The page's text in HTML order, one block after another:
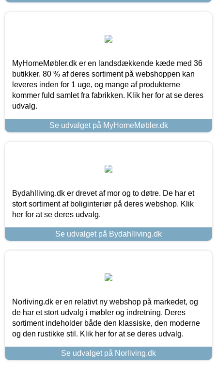
MyHomeMøbler.dk er en landsdækkende kæde med 36
butikker. 80 % af deres sortiment på webshoppen kan
leveres inden for 1 uge, og mange af produkterne
kommer fuld samlet fra fabrikken. Klik her for at se deres
udvalg.
Se udvalget på MyHomeMøbler.dk
Bydahlliving.dk er drevet af mor og to døtre. De har et
stort sortiment af boliginteriør på deres webshop. Klik
her for at se deres udvalg.
Se udvalget på Bydahlliving.dk
Norliving.dk er en relativt ny webshop på markedet, og
de har et stort udvalg i møbler og indretning. Deres
sortiment indeholder både den klassiske, den moderne
og den rustikke stil. Klik her for at se deres udvalg.
Se udvalget på Norliving.dk